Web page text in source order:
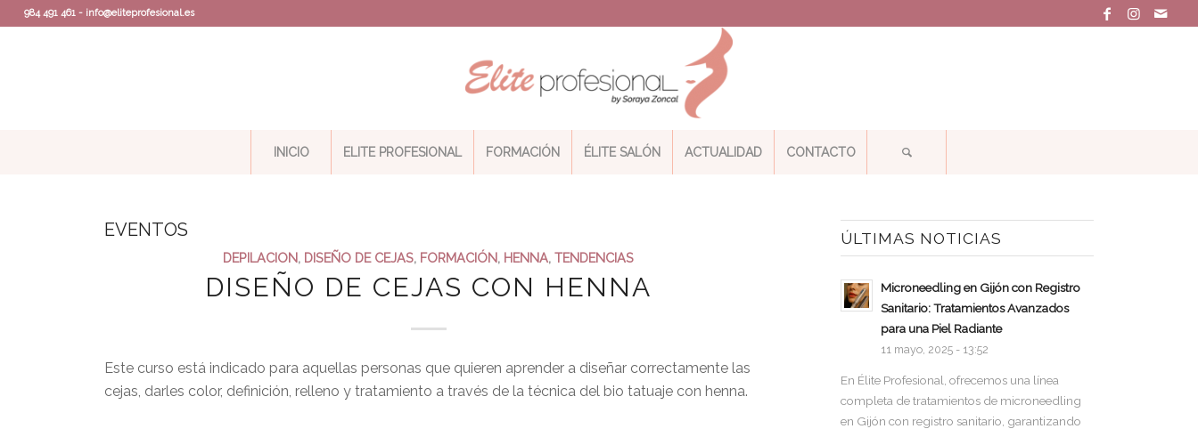
984 491 461 - info@eliteprofesional.es
INICIO ELITE PROFESIONAL FORMACIÓN ÉLITE SALÓN ACTUALIDAD CONTACTO
EVENTOS
DEPILACION, DISEÑO DE CEJAS, FORMACIÓN, HENNA,TENDENCIAS
DISEÑO DE CEJAS CON HENNA
Este curso está indicado para aquellas personas que quieren aprender a diseñar correctamente las
cejas, darles color, definición, relleno y tratamiento a través de la técnica del bio tatuaje con henna.
ÚLTIMAS NOTICIAS
Microneedling en Gijón con Registro
Sanitario: Tratamientos Avanzados
para una Piel Radiante
11 mayo, 2025 - 13:52
En Élite Profesional, ofrecemos una línea
completa de tratamientos de microneedling
en Gijón con registro sanitario, garantizando